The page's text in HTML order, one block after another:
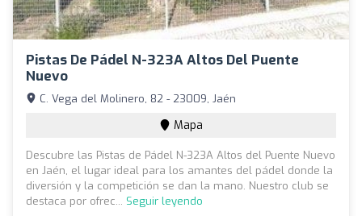
Pistas De Pádel N-323A Altos Del Puente
Nuevo
C. Vega del Molinero, 82 - 23009, Jaén
Mapa
Descubre las Pistas de Pádel N-323A Altos del Puente Nuevo
en Jaén, el lugar ideal para los amantes del pádel donde la
diversión y la competición se dan la mano. Nuestro club se
destaca por ofrec... Seguir leyendo